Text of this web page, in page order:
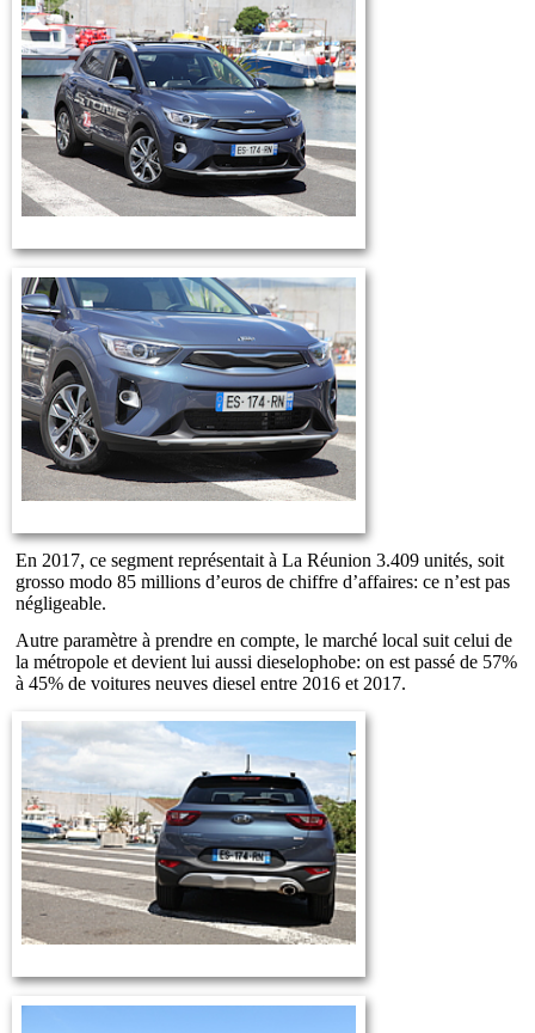
En 2017, ce segment représentait à La Réunion 3.409 unités, soit
grosso modo 85 millions d’euros de chiffre d’affaires: ce n’est pas
négligeable.
Autre paramètre à prendre en compte, le marché local suit celui de
la métropole et devient lui aussi dieselophobe: on est passé de 57%
à 45% de voitures neuves diesel entre 2016 et 2017.